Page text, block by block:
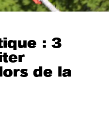
: 3
de la